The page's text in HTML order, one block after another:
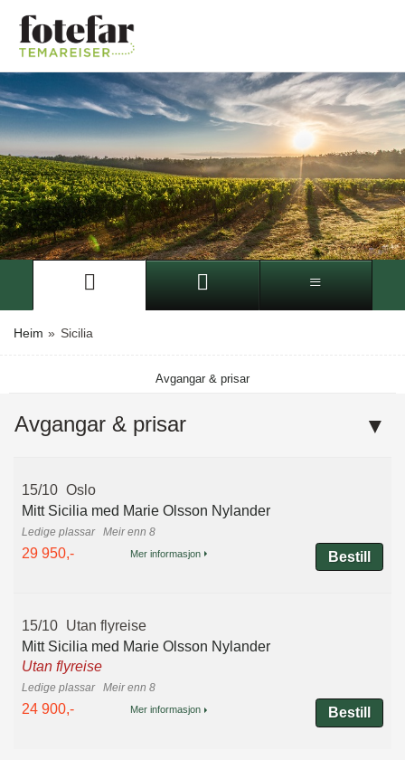
Heim » Sicilia
Avgangar & prisar
Avgangar & prisar
15/10 Oslo
Mitt Sicilia med Marie Olsson Nylander
Meir enn 8
29 950,- Bestill
Mer informasjon
15/10 Utan flyreise
Mitt Sicilia med Marie Olsson Nylander
Utan flyreise
Meir enn 8
24 900,- Bestill
Mer informasjon